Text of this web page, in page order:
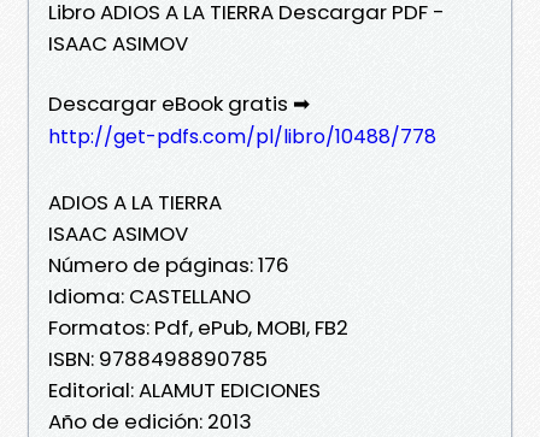
Libro ADIOS A LA TIERRA Descargar PDF -
ISAAC ASIMOV
Descargar eBook gratis ➡
http://get-pdfs.com/pl/libro/10488/778
ADIOS A LA TIERRA
ISAAC ASIMOV
Número de páginas: 176
Idioma: CASTELLANO
Formatos: Pdf, ePub, MOBI, FB2
ISBN: 9788498890785
Editorial: ALAMUT EDICIONES
Año de edición: 2013